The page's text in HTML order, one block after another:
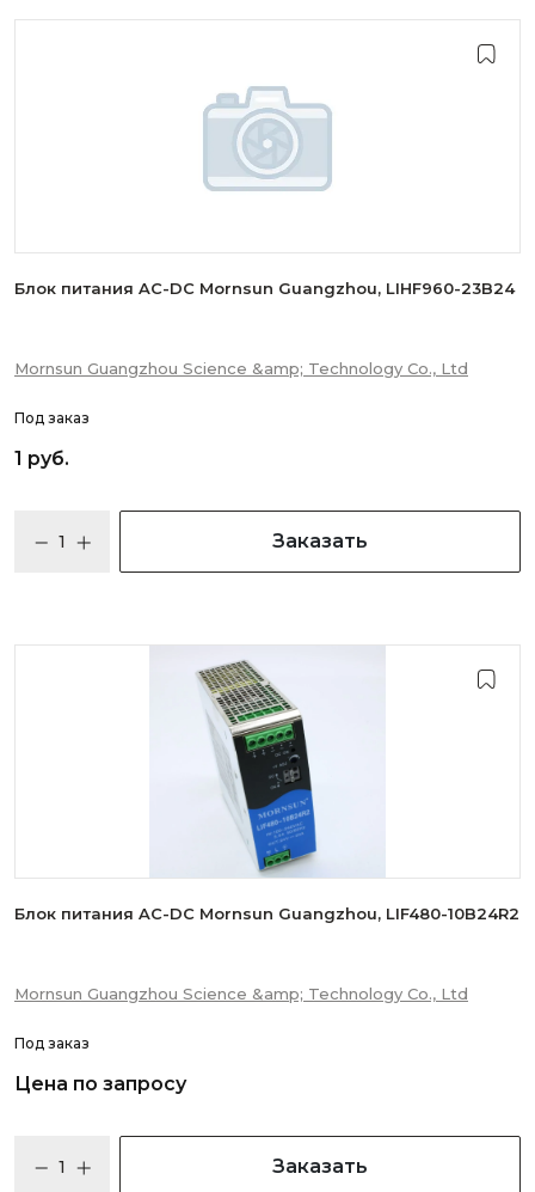
Блок питания AC-DC Mornsun Guangzhou, LIHF960-23B24
Mornsun Guangzhou Science &amp; Technology Co., Ltd
Под заказ
1 руб.
Заказать
Блок питания AC-DC Mornsun Guangzhou, LIF480-10B24R2
Mornsun Guangzhou Science &amp; Technology Co., Ltd
Под заказ
Цена по запросу
Заказать